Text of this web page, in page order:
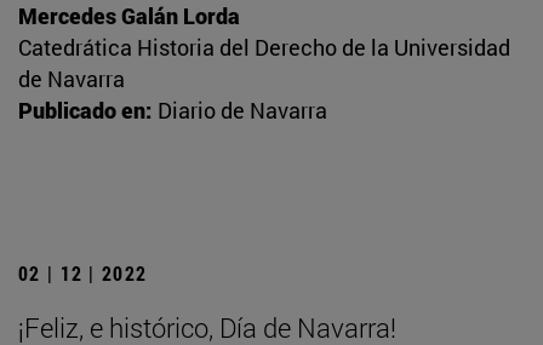
Mercedes Galán Lorda
Catedrática Historia del Derecho de la Universidad
de Navarra
Publicado en: Diario de Navarra
02 | 12 | 2022
¡Feliz, e histórico, Día de Navarra!